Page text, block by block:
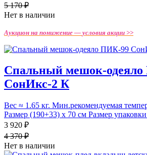
5 170 ₽
Нет в наличии
Аукцион на понижение — условия акции >>
Спальный мешок-
СонИкс-2 К
Вес ≈ 1.65 кг. Мин.рекомендуемая
Размер (190+33) х 70 см Размер
3 920 ₽
4 370 ₽
Нет в наличии